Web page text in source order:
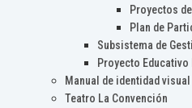
Proyectos
Plan de
Subsistema de
Proyecto
Manual de identidad visual
Teatro La Convención